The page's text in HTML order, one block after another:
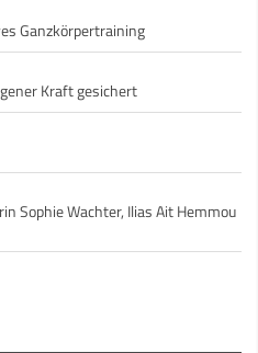
Ganzkörpertraining
Kraft gesichert
Sophie Wachter, Ilias Ait Hemmou